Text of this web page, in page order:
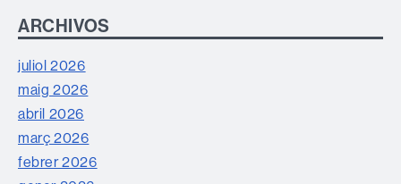
ARCHIVOS
juliol 2026
maig 2026
abril 2026
març 2026
febrer 2026